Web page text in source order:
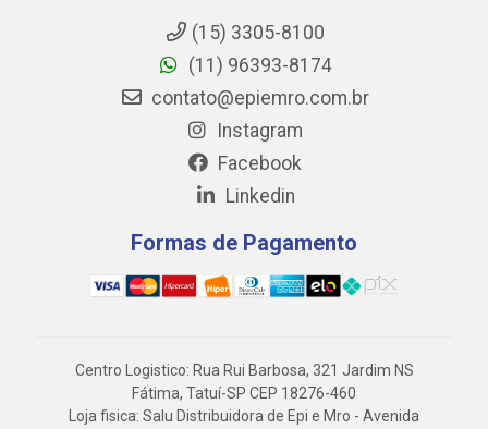
(15) 3305-8100
(11) 96393-8174
contato@epiemro.com.br
Instagram
Facebook
Linkedin
Formas de Pagamento
Centro Logistico: Rua Rui Barbosa, 321 Jardim NS
Fátima, Tatuí-SP CEP 18276-460
Loja fisica: Salu Distribuidora de Epi e Mro - Avenida